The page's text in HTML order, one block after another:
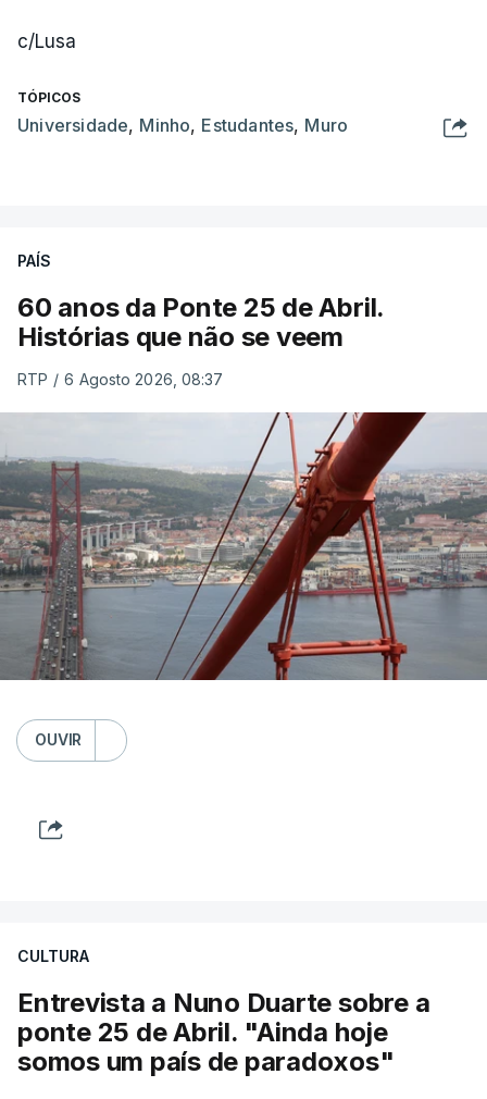
c/Lusa
TÓPICOS
Universidade, Minho, Estudantes, Muro
PAÍS
60 anos da Ponte 25 de Abril.
Histórias que não se veem
RTP / 6 Agosto 2026, 08:37
OUVIR
CULTURA
Entrevista a Nuno Duarte sobre a
ponte 25 de Abril. "Ainda hoje
somos um país de paradoxos"